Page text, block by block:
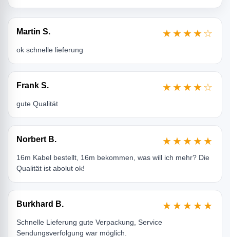
Martin S. ★★★★☆
ok schnelle lieferung
Frank S. ★★★★☆
gute Qualität
Norbert B. ★★★★★
16m Kabel bestellt, 16m bekommen, was will ich mehr? Die
Qualität ist abolut ok!
Burkhard B. ★★★★★
Schnelle Lieferung gute Verpackung, Service
Sendungsverfolgung war möglich.